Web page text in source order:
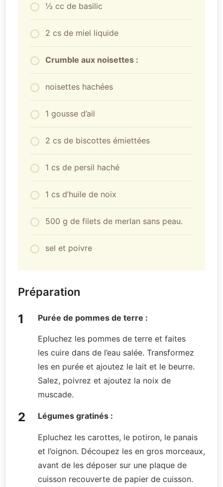
½ cc de basilic
2 cs de miel liquide
Crumble aux noisettes :
noisettes hachées
1 gousse d’ail
2 cs de biscottes émiettées
1 cs de persil haché
1 cs d’huile de noix
500 g de filets de merlan sans peau.
sel et poivre
Préparation
Purée de pommes de terre :
Epluchez les pommes de terre et faites
les cuire dans de l’eau salée. Transformez
les en purée et ajoutez le lait et le beurre.
Salez, poivrez et ajoutez la noix de
muscade.
Légumes gratinés :
Epluchez les carottes, le potiron, le panais
et l’oignon. Découpez les en gros morceaux,
avant de les déposer sur une plaque de
cuisson recouverte de papier de cuisson.